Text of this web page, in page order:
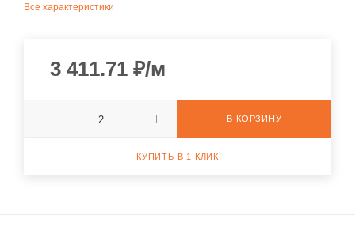
Все характеристики
3 411.71 ₽/м
В КОРЗИНУ
КУПИТЬ В 1 КЛИК